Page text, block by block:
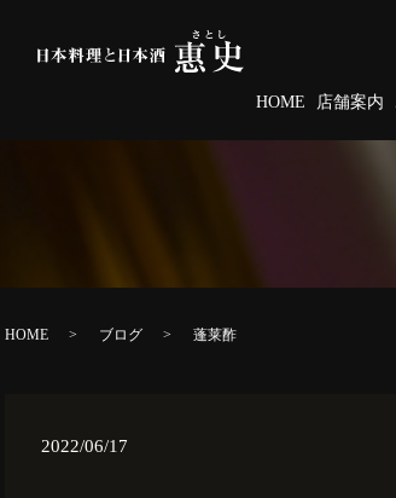
HOME 店舗案内
HOME ブログ 蓬莱酢
2022/06/17